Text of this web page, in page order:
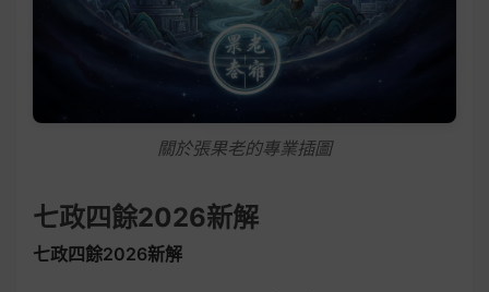
關於張果老的專業插圖
七政四餘2026新解
七政四餘2026新解